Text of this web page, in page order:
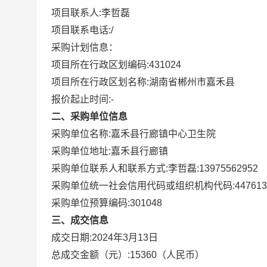
项目联系人:李哲磊
项目联系电话:/
采购计划信息：
项目所在行政区划编码:431024
项目所在行政区划名称:湖南省郴州市嘉禾县
报价起止时间:-
二、采购单位信息
采购单位名称:嘉禾县行廊镇中心卫生院
采购单位地址:嘉禾县行廊镇
采购单位联系人和联系方式:李哲磊:13975562952
采购单位统一社会信用代码或组织机构代码:
采购单位预算编码:301048
三、成交信息
成交日期:2024年3月13日
总成交金额（元）:15360 （人民币）